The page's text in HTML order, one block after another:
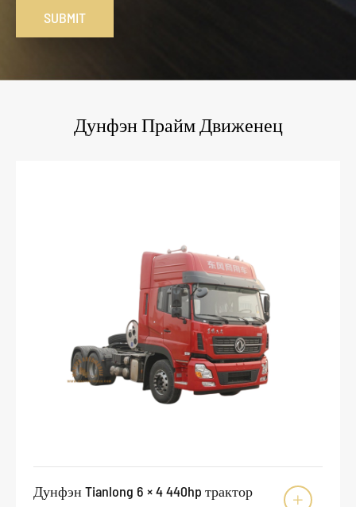
SUBMIT
Дунфэн Прайм Движенец
Дунфэн Tianlong 6 × 4 440hp трактор
